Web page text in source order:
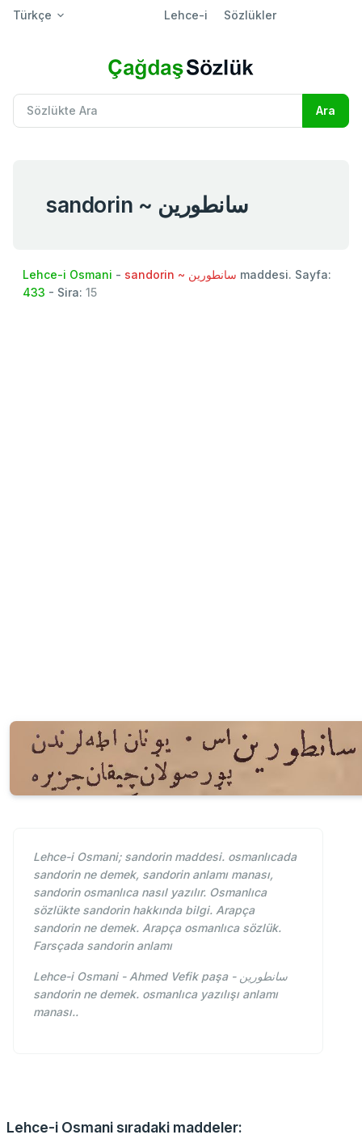
Türkçe Lehce-i Sözlükler
sandorin ~ سانطورين
Lehce-i Osmani - sandorin ~ سانطورين maddesi. Sayfa:
433 - Sira: 15
Lehce-i Osmani; sandorin maddesi. osmanlıcada
sandorin ne demek, sandorin anlamı manası,
sandorin osmanlıca nasıl yazılır. Osmanlıca
sözlükte sandorin hakkında bilgi. Arapça
sandorin ne demek. Arapça osmanlıca sözlük.
Farsçada sandorin anlamı
Lehce-i Osmani - Ahmed Vefik paşa - سانطورين
sandorin ne demek. osmanlıca yazılışı anlamı
manası..
Lehce-i Osmani sıradaki maddeler: